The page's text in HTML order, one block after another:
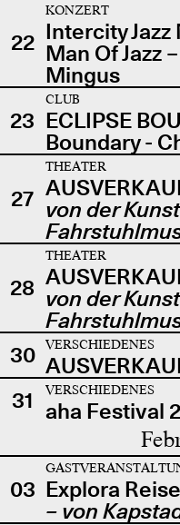
22
KONZERT
Intercity Jazz
Man Of Jazz
Mingus
23
CLUB
ECLIPSE
Boundary -
27
THEATER
von der
28
THEATER
von der
30
VERSCHIEDENES
31
VERSCHIEDENES
aha Festival
03 Explora
– von